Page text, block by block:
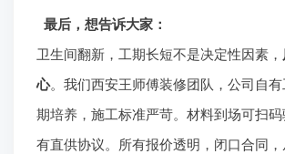
最后，想告诉大家：
卫生间翻新，工期长短不是决定性因素，
心。我们西安王师傅装修团队，公司自
期培养，施工标准严苛。材料到场可扫
有直供协议。所有报价透明，闭口合同